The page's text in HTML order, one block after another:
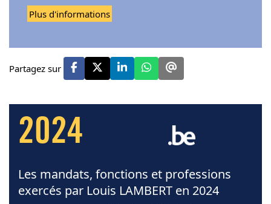
Plus d'informations
Partagez sur
2024
Les mandats, fonctions et professions
exercés par Louis LAMBERT en 2024